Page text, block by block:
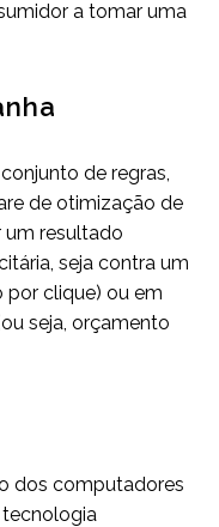
a tomar uma
de regras,
de otimização de
um resultado
seja contra um
por clique) ou em
seja, orçamento
dos computadores